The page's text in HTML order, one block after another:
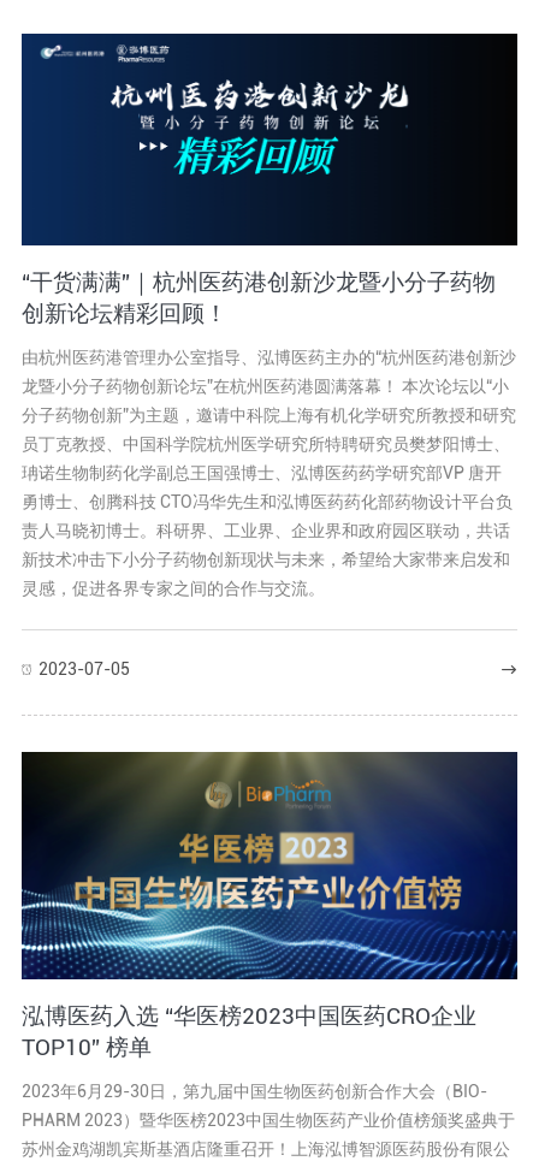
“干货满满”｜杭州医药港创新沙龙暨小分子药物
创新论坛精彩回顾！
由杭州医药港管理办公室指导、泓博医药主办的“杭州医药港创新沙
龙暨小分子药物创新论坛”在杭州医药港圆满落幕！ 本次论坛以“小
分子药物创新”为主题，邀请中科院上海有机化学研究所教授和研究
员丁克教授、中国科学院杭州医学研究所特聘研究员樊梦阳博士、
珃诺生物制药化学副总王国强博士、泓博医药药学研究部VP 唐开
勇博士、创腾科技 CTO冯华先生和泓博医药药化部药物设计平台负
责人马晓初博士。科研界、工业界、企业界和政府园区联动，共话
新技术冲击下小分子药物创新现状与未来，希望给大家带来启发和
灵感，促进各界专家之间的合作与交流。
2023-07-05
泓博医药入选 “华医榜2023中国医药CRO企业
TOP10” 榜单
2023年6月29-30日，第九届中国生物医药创新合作大会（BIO-
PHARM 2023）暨华医榜2023中国生物医药产业价值榜颁奖盛典于
苏州金鸡湖凯宾斯基酒店隆重召开！上海泓博智源医药股份有限公